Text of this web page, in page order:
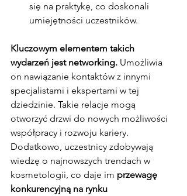
się na praktykę, co doskonali
umiejętności uczestników.
Kluczowym elementem takich
wydarzeń jest networking. Umożliwia
on nawiązanie kontaktów z innymi
specjalistami i ekspertami w tej
dziedzinie. Takie relacje mogą
otworzyć drzwi do nowych możliwości
współpracy i rozwoju kariery.
Dodatkowo, uczestnicy zdobywają
wiedzę o najnowszych trendach w
kosmetologii, co daje im przewagę
konkurencyjną na rynku